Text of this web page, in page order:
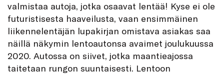
valmistaa autoja, jotka osaavat lentää! Kyse ei ole
futuristisesta haaveilusta, vaan ensimmäinen
liikennelentäjän lupakirjan omistava asiakas saa
näillä näkymin lentoautonsa avaimet joulukuussa
2020. Autossa on siivet, jotka maantieajossa
taitetaan rungon suuntaisesti. Lentoon